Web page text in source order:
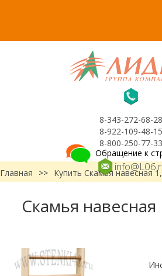
8-343-272-68-28
8-922-109-48-15
8-800-250-77-33
Обращение к
Главная
>> Купить Скамья навесная
Скамья навесная